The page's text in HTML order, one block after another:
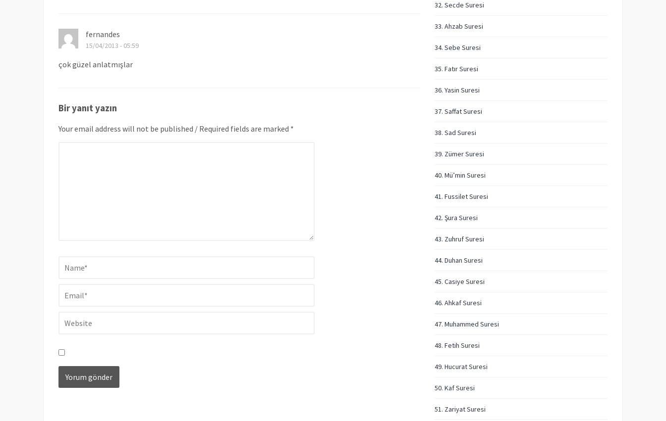
fernandes
15/04/2013 - 05:59
çok güzel anlatmışlar
Bir yanıt yazın
Your email address will not be published / Required fields are marked *
32. Secde Suresi
33. Ahzab Suresi
34. Sebe Suresi
35. Fatır Suresi
36. Yasin Suresi
37. Saffat Suresi
38. Sad Suresi
39. Zümer Suresi
40. Mü’min Suresi
41. Fussilet Suresi
42. Şura Suresi
43. Zuhruf Suresi
44. Duhan Suresi
45. Casiye Suresi
46. Ahkaf Suresi
47. Muhammed Suresi
48. Fetih Suresi
49. Hucurat Suresi
50. Kaf Suresi
51. Zariyat Suresi